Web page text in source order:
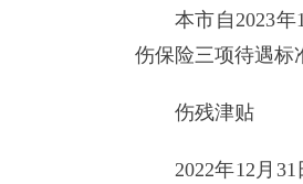
本市自2023
伤保险三项待遇标
伤残津贴
2022年12月